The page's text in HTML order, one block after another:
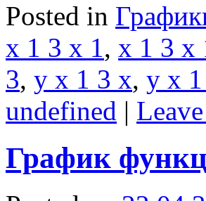
Posted in
x 1 3 x 1, x 1 3 x
3, y x 1 3 x, y x
undefined |
График